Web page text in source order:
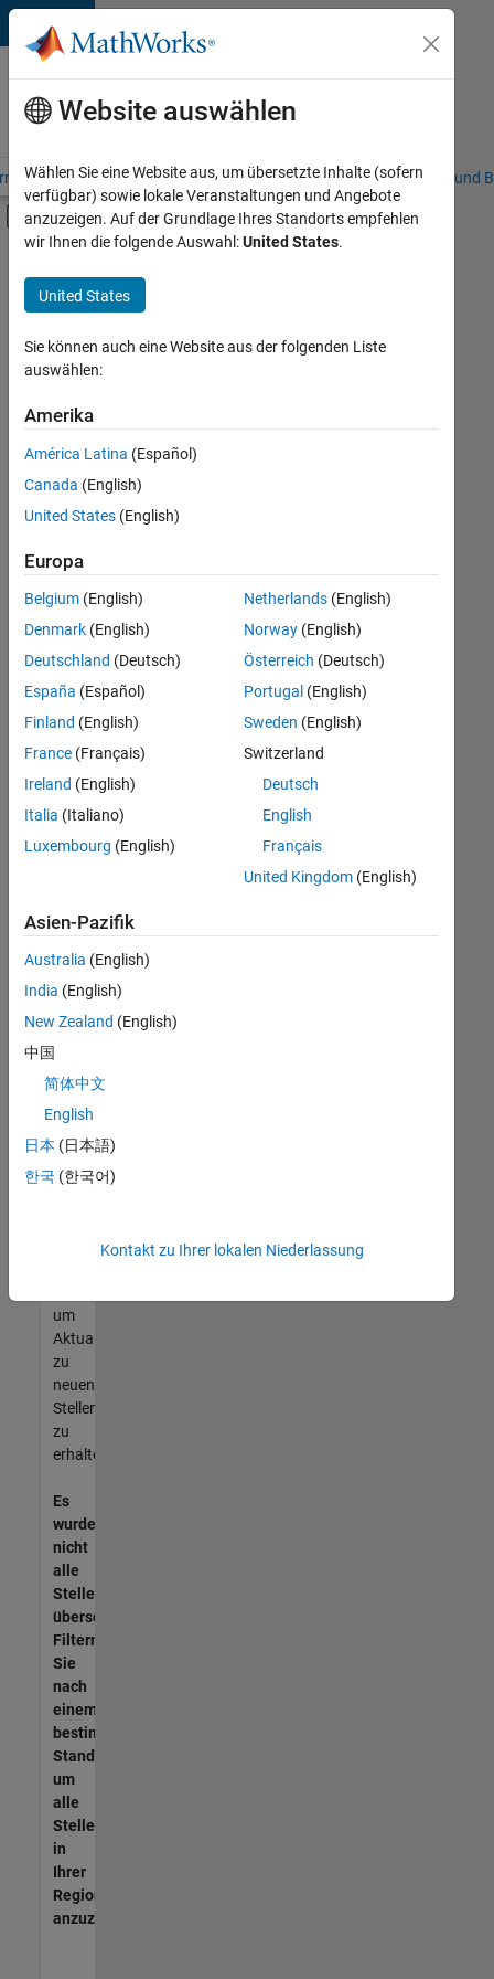
Weiter zum Inhalt
Karriere
bei
MathWorks
– Übersicht Stellensuche Niederlassungen Studierende und
Umschaltung für Off-Canvas-
Hauptinhalt
Programm für Berufseinsteiger (EDG)
Advanced Support
Business Applications and Tools
Information Technology
Infrastructure and Architecture
Quality Engineering
Technical Writing
Web Applications and Services
+7
Derzeit
es
keine
offenen
Stellen,
Ihren
Suchkriterien
entsprechen.
können
die
Suchkriterien
weiter
fassen
oder
alle
Stellenangebote
anzeigen .
noch
keine
offenen
Stellen
können,
die
Ihren
entsprechen,
werden
unseres
um
Aktualisierungen
zu
neuen
Stellenangeboten
zu
erhalten.
Es
wurden
nicht
alle
Stellen
übersetzt.
Filtern
Sie
nach
einem
bestimmten
Standort,
um
alle
Stellenangebote
in
Ihrer
Region
anzuzeigen.
Website auswählen
Wählen Sie eine Website aus, um übersetzte Inhalte (sofern
verfügbar) sowie lokale Veranstaltungen und Angebote
anzuzeigen. Auf der Grundlage Ihres Standorts empfehlen
wir Ihnen die folgende Auswahl:United States.
United States
Sie können auch eine Website aus der folgenden Liste
auswählen:
Amerika
América Latina (Español)
Canada (English)
United States (English)
Europa
Belgium (English)
Denmark (English)
Deutschland (Deutsch)
España (Español)
Finland (English)
France (Français)
Ireland (English)
Italia (Italiano)
Luxembourg (English)
Netherlands(English)
Norway(English)
Österreich (Deutsch)
Portugal (English)
Sweden (English)
Switzerland
Deutsch
English
Français
United Kingdom(English)
Asien-Pazifik
Australia (English)
India (English)
New Zealand (English)
中国
简体中文
English
日本 (日本語)
한국 (한국어)
Kontakt zu Ihrer lokalen Niederlassung